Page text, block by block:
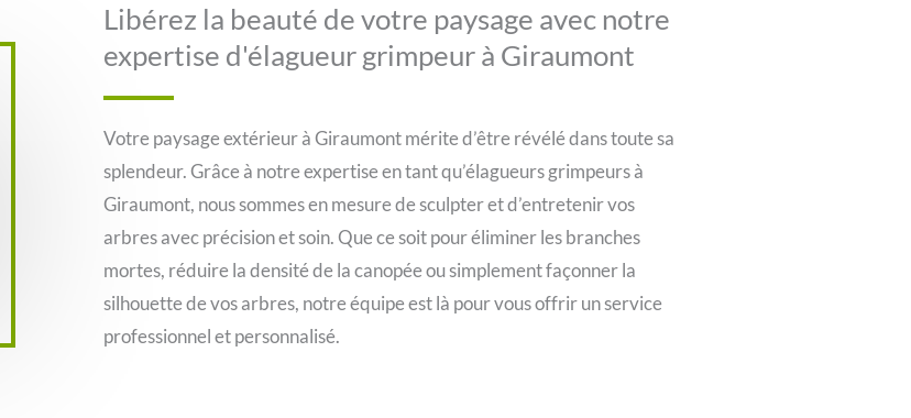
Libérez la beauté de votre paysage avec notre
expertise d'élagueur grimpeur à Giraumont
Votre paysage extérieur à Giraumont mérite d’être révélé dans toute sa
splendeur. Grâce à notre expertise en tant qu’élagueurs grimpeurs à
Giraumont, nous sommes en mesure de sculpter et d’entretenir vos
arbres avec précision et soin. Que ce soit pour éliminer les branches
mortes, réduire la densité de la canopée ou simplement façonner la
silhouette de vos arbres, notre équipe est là pour vous offrir un service
professionnel et personnalisé.